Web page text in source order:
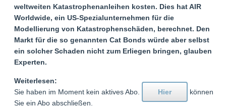
weltweiten Katastrophenanleihen kosten. Dies hat AIR
Worldwide, ein US-Spezialunternehmen für die
Modellierung von Katastrophenschäden, berechnet. Den
Markt für die so genannten Cat Bonds würde aber selbst
ein solcher Schaden nicht zum Erliegen bringen, glauben
Experten.
Weiterlesen:
Sie haben im Moment kein aktives Abo.
Hier
können
Sie ein Abo abschließen.